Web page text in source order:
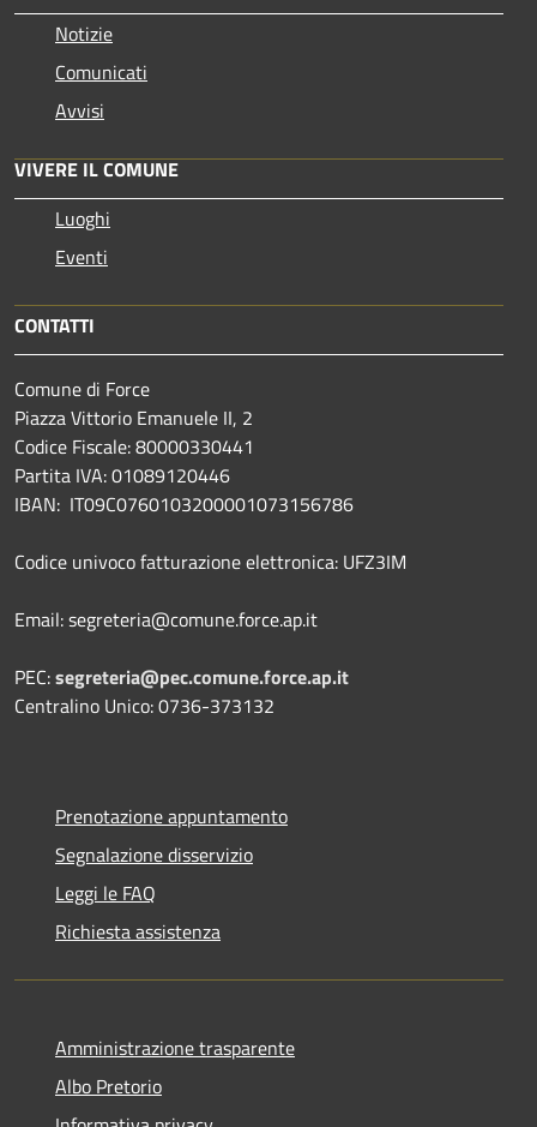
Notizie
Comunicati
Avvisi
VIVERE IL COMUNE
Luoghi
Eventi
CONTATTI
Comune di Force
Piazza Vittorio Emanuele II, 2
Codice Fiscale: 80000330441
Partita IVA: 01089120446
IBAN: IT09C0760103200001073156786
Codice univoco fatturazione elettronica: UFZ3IM
Email: segreteria@comune.force.ap.it
PEC:segreteria@pec.comune.force.ap.it
Centralino Unico: 0736-373132
Prenotazione appuntamento
Segnalazione disservizio
Leggi le FAQ
Richiesta assistenza
Amministrazione trasparente
Albo Pretorio